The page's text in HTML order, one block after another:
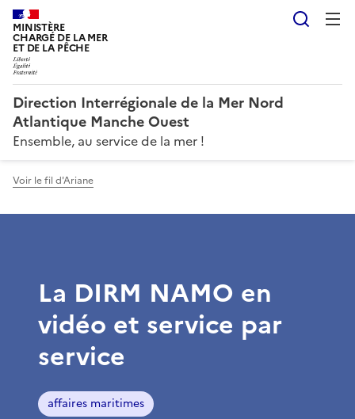
MINISTÈRE
CHARGÉ DE LA MER
ET DE LA PÊCHE
Direction Interrégionale de la Mer Nord
Atlantique Manche Ouest
Ensemble, au service de la mer !
Voir le fil d'Ariane
La DIRM NAMO en
vidéo et service par
service
affaires maritimes